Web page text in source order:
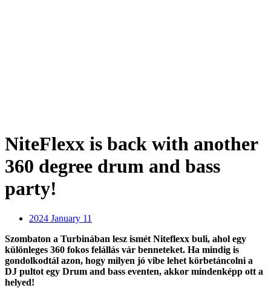
NiteFlexx is back with another
360 degree drum and bass
party!
2024 January 11
Szombaton a Turbinában lesz ismét Niteflexx buli, ahol egy
különleges 360 fokos felállás vár benneteket. Ha mindig is
gondolkodtál azon, hogy milyen jó vibe lehet körbetáncolni a
DJ pultot egy Drum and bass eventen, akkor mindenképp ott a
helyed!